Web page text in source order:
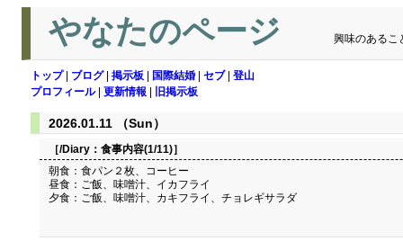
やなたのページ 興味のあるこ
トップ| ブログ| 掲示板 国際結婚 セブ| 登山
プロフィール| 更新情報 旧掲示板
2026.01.11 （Sun）
［/Diary： 食事内容(1/11)］
朝食：食パン２枚、コーヒー
昼食：ご飯、味噌汁、イカフライ
夕食：ご飯、味噌汁、カキフライ、チョレギサラダ